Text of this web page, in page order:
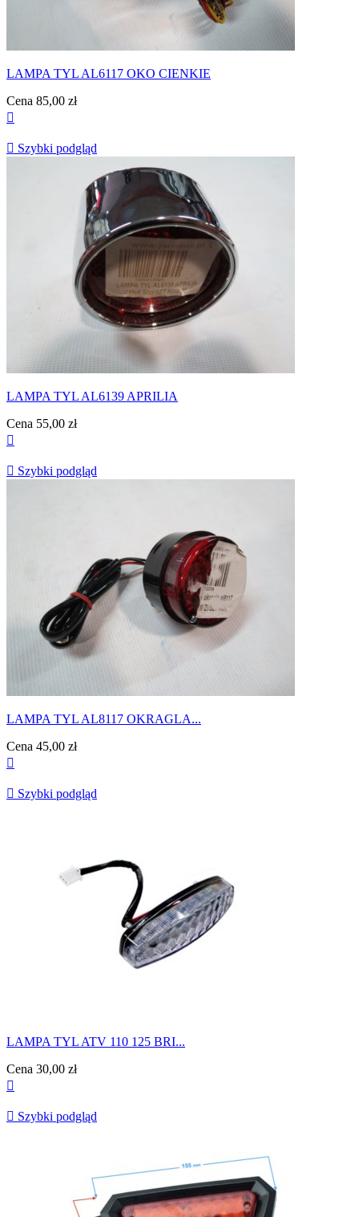
LAMPA TYL AL6117 OKO CIENKIE
Cena 85,00 zł

 Szybki podgląd
LAMPA TYL AL6139 APRILIA
Cena 55,00 zł

 Szybki podgląd
LAMPA TYL AL8117 OKRAGLA...
Cena 45,00 zł

 Szybki podgląd
LAMPA TYL ATV 110 125 BRI...
Cena 30,00 zł

 Szybki podgląd